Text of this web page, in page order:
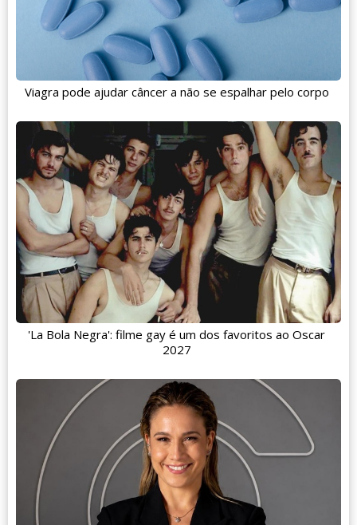
Viagra pode ajudar câncer a não se espalhar pelo corpo
'La Bola Negra': filme gay é um dos favoritos ao Oscar
2027